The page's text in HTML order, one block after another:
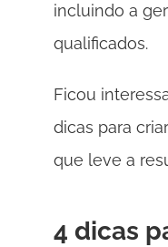
incluindo a
qualificados.
Ficou
dicas para
que leve a
4 dicas